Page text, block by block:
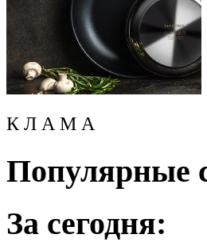
К Л А М А
Популярные
За сегодня: